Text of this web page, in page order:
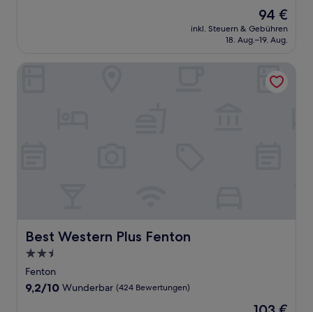
Der
Preis
beträgt
94 €
inkl. Steuern & Gebühren
18. Aug.–19. Aug.
Best Western Plus Fenton
Best Western Plus Fenton
2.5-
Sterne-
Unterkunft
Fenton
9.2
9,2/10 Wunderbar (424 Bewertungen)
Der